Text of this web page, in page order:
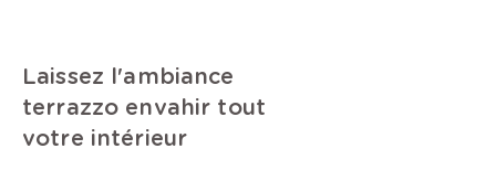
Laissez l'ambiance
terrazzo envahir tout
votre intérieur